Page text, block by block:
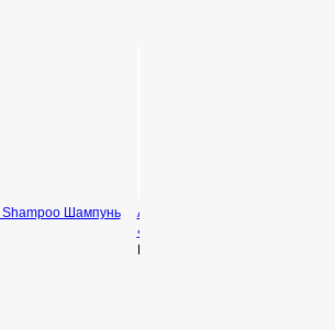
Shampoo Шампунь
Absoluk Color Protect Shampoo
«Защита цвета»